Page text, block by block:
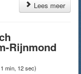
Lees meer
Rijnmond
min, 12 sec)